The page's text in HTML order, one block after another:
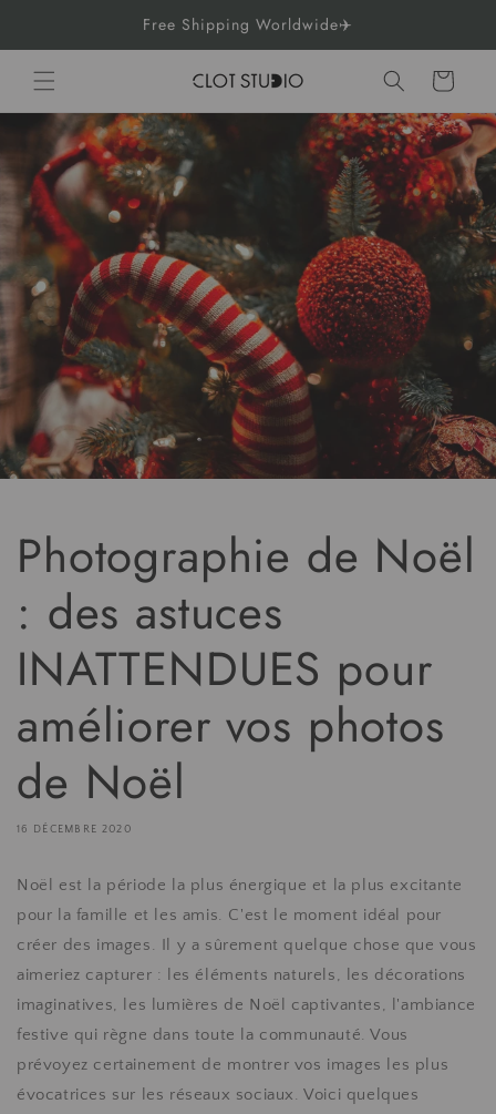
Free Shipping Worldwide✈️
Panier
Photographie de Noël
: des astuces
INATTENDUES pour
améliorer vos photos
de Noël
16 DÉCEMBRE 2020
Noël est la période la plus énergique et la plus excitante
pour la famille et les amis. C'est le moment idéal pour
créer des images. Il y a sûrement quelque chose que vous
aimeriez capturer : les éléments naturels, les décorations
imaginatives, les lumières de Noël captivantes, l'ambiance
festive qui règne dans toute la communauté. Vous
prévoyez certainement de montrer vos images les plus
évocatrices sur les réseaux sociaux. Voici quelques